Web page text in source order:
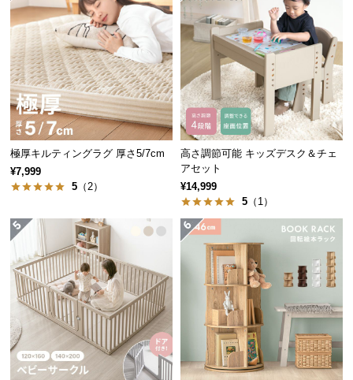
入
経
路
に
つ
い
て
返
品・
キ
ン
ル
に
つ
い
保
極厚キルティングラグ 厚さ5/7cm
¥7,999
5 （2）
高さ調節可能 キッズデスク＆チェ
アセット
¥14,999
5 （1）